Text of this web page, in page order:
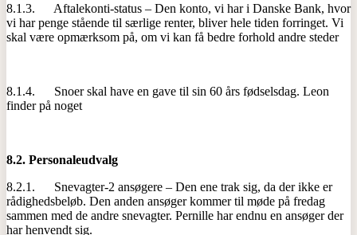
8.1.3. Aftalekonti-status – Den konto, vi har i Danske Bank, hvor
vi har penge stående til særlige renter, bliver hele tiden forringet. Vi
skal være opmærksom på, om vi kan få bedre forhold andre steder
8.1.4. Snoer skal have en gave til sin 60 års fødselsdag. Leon
finder på noget
8.2. Personaleudvalg
8.2.1. Snevagter-2 ansøgere – Den ene trak sig, da der ikke er
rådighedsbeløb. Den anden ansøger kommer til møde på fredag
sammen med de andre snevagter. Pernille har endnu en ansøger der
har henvendt sig.